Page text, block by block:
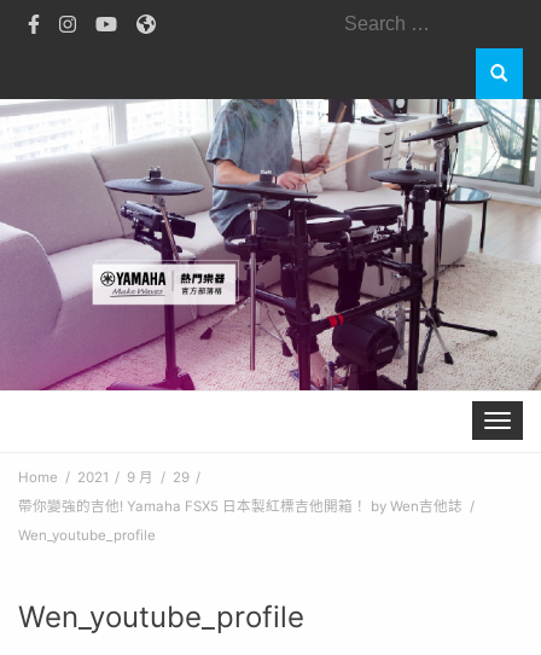
Search
Toggle
Home 2021 9 月
29
帶你變強的吉他! Yamaha FSX5 日本製紅標吉他開箱！ by Wen吉他誌
Wen_youtube_profile
Wen_youtube_profile